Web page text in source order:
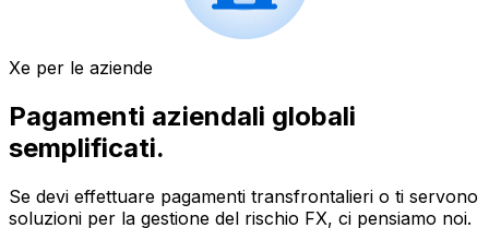
Xe per le aziende
Pagamenti aziendali globali
semplificati.
Se devi effettuare pagamenti transfrontalieri o ti servono
soluzioni per la gestione del rischio FX, ci pensiamo noi.